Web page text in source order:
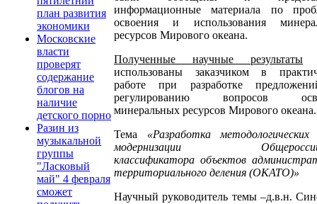
план развития
экономики
Московские
власти
проверят
содержание
блогов на
наличие
детского порно
Разин из
музыкальной
группы
"Ласковый
май" 4 февраля
сможет
информационные материала по
освоения и использования
ресурсов Мирового океана.
Полученные научные результаты
использованы заказчиком в
работе при разработке
регулированию вопросов
минеральных ресурсов Мирового океана.
Тема «Разработка методологических
модернизации
классификатора объектов
территориального деления (ОКАТО)»
Научный руководитель темы –д.в.н.